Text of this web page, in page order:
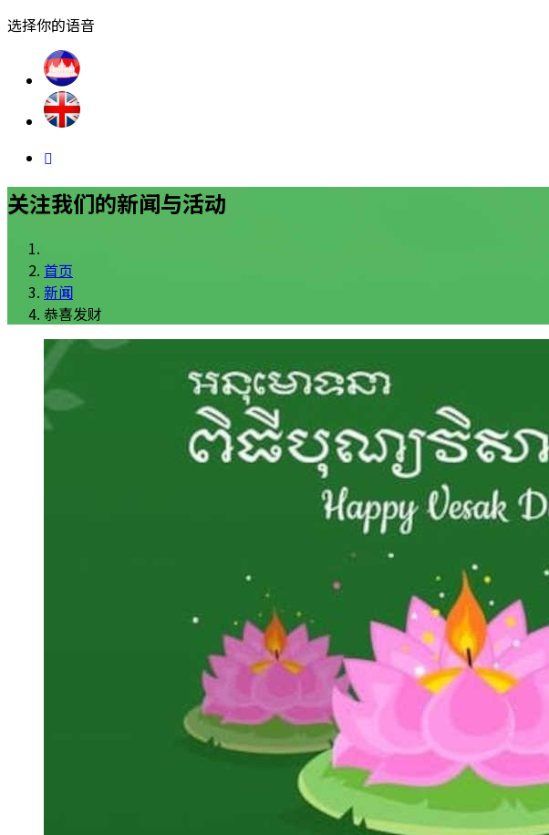
选择你的语音
关注我们的新闻与活动
首页
新闻
恭喜发财